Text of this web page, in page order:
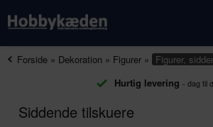
Forside » Dekoration » Figurer » Figurer,
Hurtig levering - dag til
Siddende tilskuere